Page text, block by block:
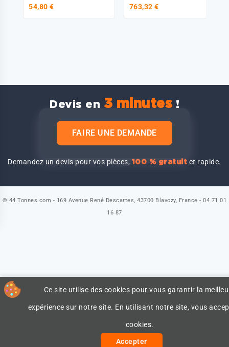
54,80 € 763,32 €
Devis en 3 minutes !
FAIRE UNE DEMANDE
Demandez un devis pour vos pièces,100 % gratuit et rapide.
Ce site utilise des cookies pour vous garantir la
expérience sur notre site. En utilisant notre site, vous
cookies.
Accepter
© 44 Tonnes.com - 169 Avenue René Descartes, 43700 Blavozy, France - 04 71 01
16 87